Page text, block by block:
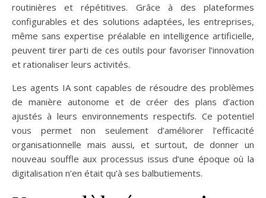
routinières et répétitives. Grâce à des plateformes
configurables et des solutions adaptées, les entreprises,
même sans expertise préalable en intelligence artificielle,
peuvent tirer parti de ces outils pour favoriser l’innovation
et rationaliser leurs activités.
Les agents IA sont capables de résoudre des problèmes
de manière autonome et de créer des plans d’action
ajustés à leurs environnements respectifs. Ce potentiel
vous permet non seulement d’améliorer l’efficacité
organisationnelle mais aussi, et surtout, de donner un
nouveau souffle aux processus issus d’une époque où la
digitalisation n’en était qu’à ses balbutiements.